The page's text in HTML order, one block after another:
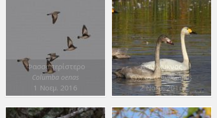
Φασσοπερίστερο
Columba oenas
1 Νοεμ. 2016
Νανόκυκνος
Cygnus columbianus
2 Νοεμ. 2016